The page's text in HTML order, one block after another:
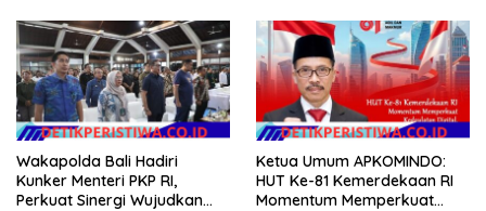
Wakapolda Bali Hadiri
Kunker Menteri PKP RI,
Perkuat Sinergi Wujudkan
Ketua Umum APKOMINDO:
HUT Ke-81 Kemerdekaan RI
Momentum Memperkuat